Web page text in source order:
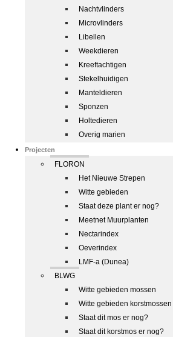
Nachtvlinders
Microvlinders
Libellen
Weekdieren
Kreeftachtigen
Stekelhuidigen
Manteldieren
Sponzen
Holtedieren
Overig marien
Projecten
FLORON
Het Nieuwe Strepen
Witte gebieden
Staat deze plant er nog?
Meetnet Muurplanten
Nectarindex
Oeverindex
LMF-a (Dunea)
BLWG
Witte gebieden mossen
Witte gebieden korstmossen
Staat dit mos er nog?
Staat dit korstmos er nog?